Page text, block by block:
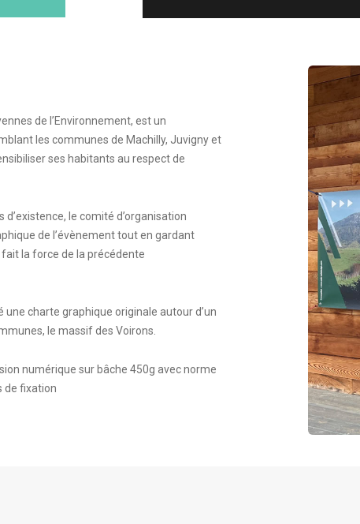
de l’Environnement, est un
les communes de Machilly, Juvigny et
ses habitants au respect de
d’existence, le comité d’organisation
de l’évènement tout en gardant
la force de la précédente
une charte graphique originale autour d’un
le massif des Voirons.
numérique sur bâche 450g avec norme
de fixation